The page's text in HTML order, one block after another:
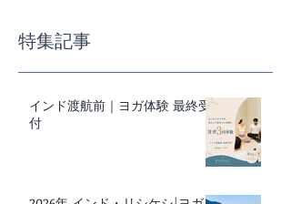
特集記事
インド渡航前｜ヨガ体験 最終受
付